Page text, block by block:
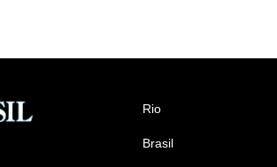
Rio
Brasil